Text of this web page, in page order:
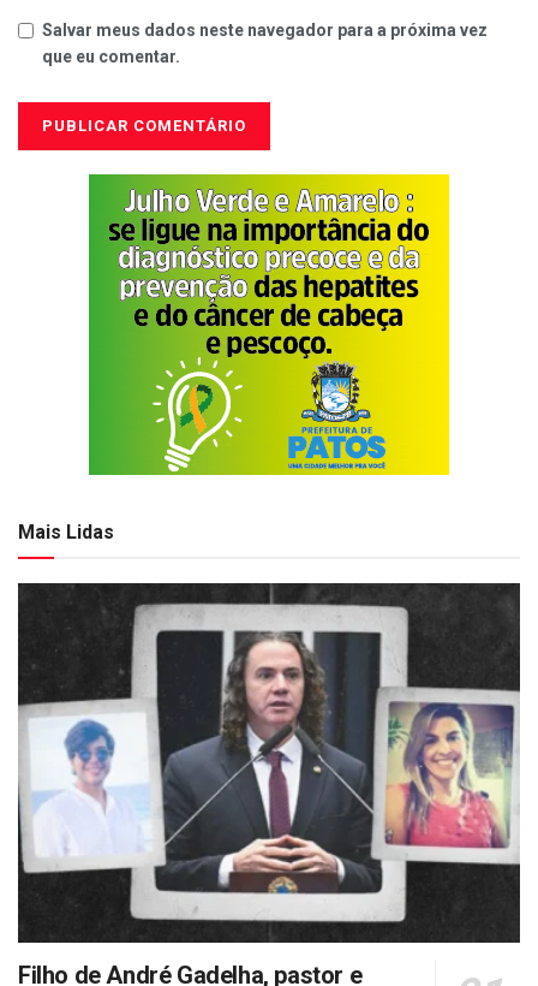
Salvar meus dados neste navegador para a próxima vez
que eu comentar.
Mais Lidas
Filho de André Gadelha, pastor e